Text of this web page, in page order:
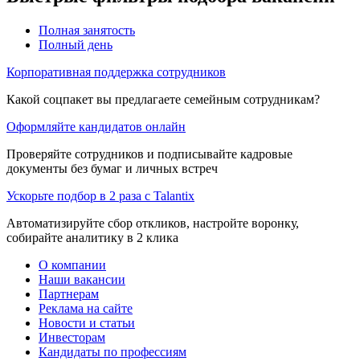
Полная занятость
Полный день
Корпоративная поддержка сотрудников
Какой соцпакет вы предлагаете семейным сотрудникам?
Оформляйте кандидатов онлайн
Проверяйте сотрудников и подписывайте кадровые
документы без бумаг и личных встреч
Ускорьте подбор в 2 раза с Talantix
Автоматизируйте сбор откликов, настройте воронку,
собирайте аналитику в 2 клика
О компании
Наши вакансии
Партнерам
Реклама на сайте
Новости и статьи
Инвесторам
Кандидаты по профессиям